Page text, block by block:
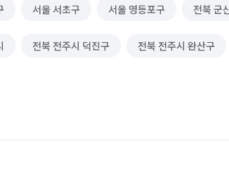
서울 서초구 서울 영등포구 전북 군
전북 전주시 덕진구 전북 전주시 완산구